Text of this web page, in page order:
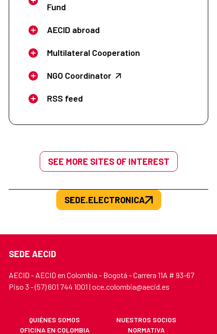
Fund
AECID abroad
Multilateral Cooperation
NGO Coordinator
RSS feed
SEE MORE SITES OF INTEREST
SEDE.ELECTRONICA
SEDE AECID
AECID - AECID en Colombia - Bogotá - Carrera 11A # 93-67
Piso 3 - (57) 601 744 1001 | oce.colombia@aecid.es
QUIÉNES SOMOS
NUESTROS SOCIOS
OFICINA EN COLOMBIA
NORMATIVA